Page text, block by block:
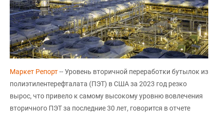
Маркет Репорт-- Уровень вторичной переработки бутылок из
полиэтилентерефталата (ПЭТ) в США за 2023 год резко
вырос, что привело к самому высокому уровню вовлечения
вторичного ПЭТ за последние 30 лет, говорится в отчете